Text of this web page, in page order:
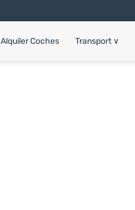
Alquiler Coches Transport ∨